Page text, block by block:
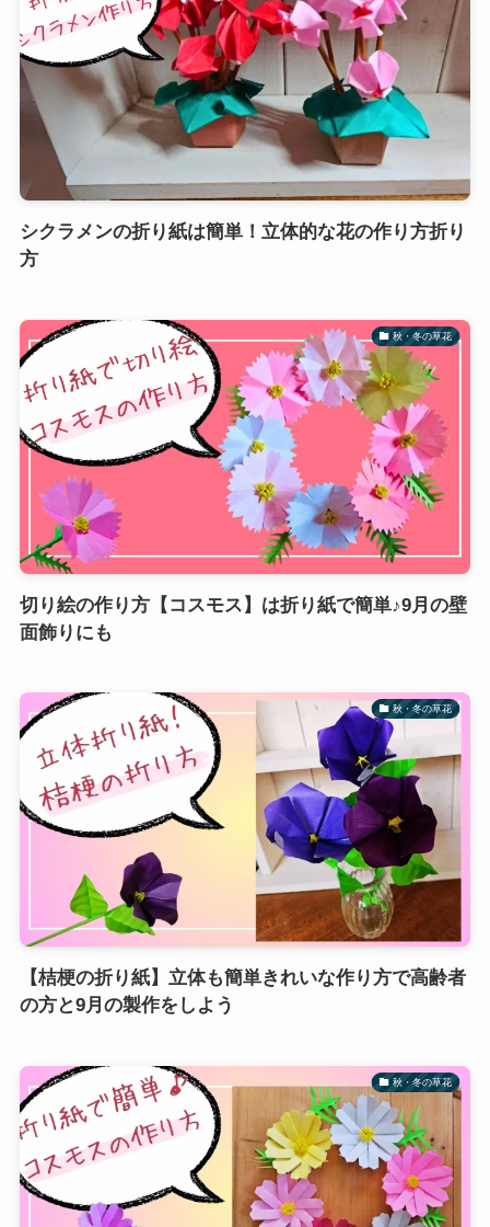
シクラメンの折り紙は簡単！立体的な花の作り方折り
方
秋・冬の草花
切り絵の作り方【コスモス】は折り紙で簡単♪9月の壁
面飾りにも
秋・冬の草花
【桔梗の折り紙】立体も簡単きれいな作り方で高齢者
の方と9月の製作をしよう
秋・冬の草花